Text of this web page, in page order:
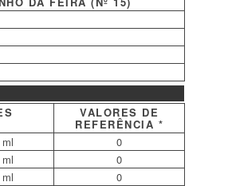
VALORES DE
REFERÊNCIA *
0
0
0